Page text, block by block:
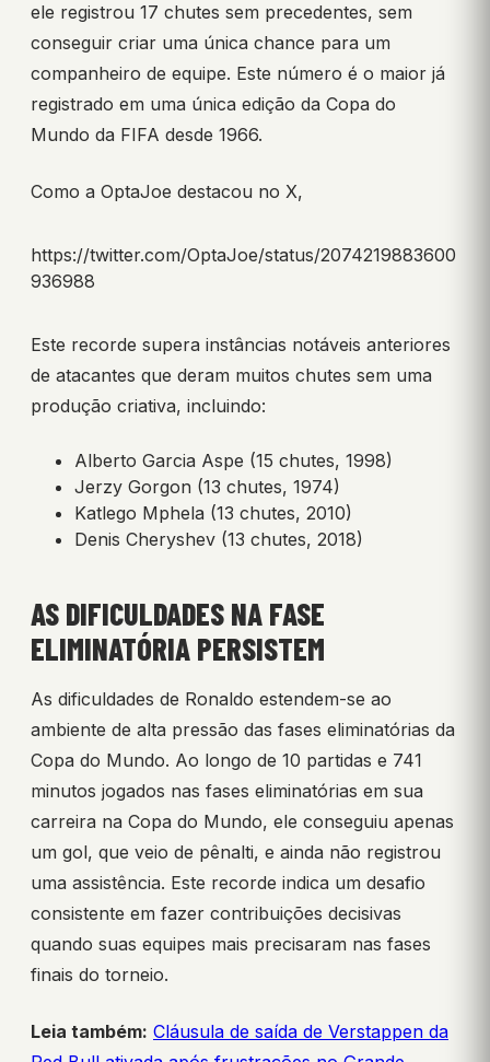
ele registrou 17 chutes sem precedentes, sem
conseguir criar uma única chance para um
companheiro de equipe. Este número é o maior já
registrado em uma única edição da Copa do
Mundo da FIFA desde 1966.
Como a OptaJoe destacou no X,
https://twitter.com/OptaJoe/status/2074219883600
936988
Este recorde supera instâncias notáveis anteriores
de atacantes que deram muitos chutes sem uma
produção criativa, incluindo:
Alberto Garcia Aspe (15 chutes, 1998)
Jerzy Gorgon (13 chutes, 1974)
Katlego Mphela (13 chutes, 2010)
Denis Cheryshev (13 chutes, 2018)
AS DIFICULDADES NA FASE
ELIMINATÓRIA PERSISTEM
As dificuldades de Ronaldo estendem-se ao
ambiente de alta pressão das fases eliminatórias da
Copa do Mundo. Ao longo de 10 partidas e 741
minutos jogados nas fases eliminatórias em sua
carreira na Copa do Mundo, ele conseguiu apenas
um gol, que veio de pênalti, e ainda não registrou
uma assistência. Este recorde indica um desafio
consistente em fazer contribuições decisivas
quando suas equipes mais precisaram nas fases
finais do torneio.
Leia também: Cláusula de saída de Verstappen da